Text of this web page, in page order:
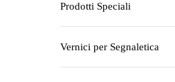
Prodotti Speciali
Vernici per Segnaletica